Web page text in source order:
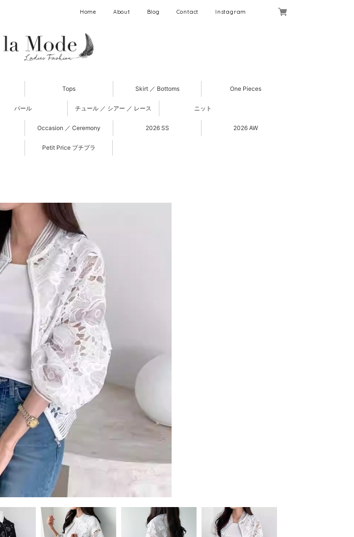
Home About Blog Contact Instagram
Tops Skirt ／ Bottoms One Pieces
パール チュール ／ シアー ／ レース ニット
Occasion ／ Ceremony 2026 SS 2026 AW
Petit Price プチプラ